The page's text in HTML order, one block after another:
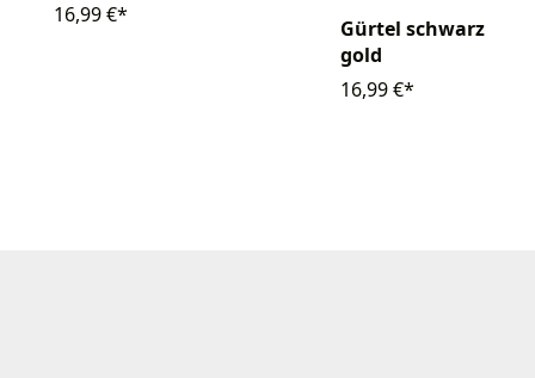
16,99 €*
Gürtel schwarz mit
gold
16,99 €*